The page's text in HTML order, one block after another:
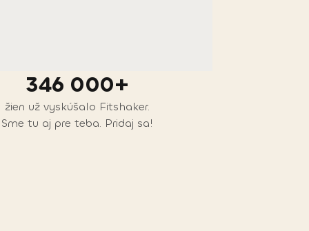
346 000+
žien už vyskúšalo Fitshaker.
Sme tu aj pre teba. Pridaj sa!